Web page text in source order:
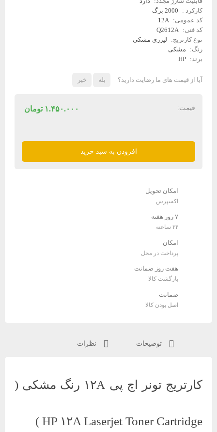
کارکرد :
کد عمومی:
کد فنی:
نوع کارتریج:
لیزری مشکی
رنگ:
مشکی
برند:
آیا از قیمت های ما رضایت دارید؟ بله خیر
قیمت: تومان۱.۴۵۰.۰۰۰
تونر
افزودن به سبد خرید
امکان تحویل
اکسپرس
۷ روز هفته
۲۴ ساعته
امکان
پرداخت در محل
هفت روز ضمانت
بازگشت کالا
ضمانت
اصل بودن کالا
توضیحات نظرات
کارتریج تونر اچ پی ۱۲A رنگ مشکی (
HP ۱۲A Laserjet Toner Cartridge )